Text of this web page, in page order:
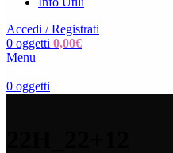
Accedi / Registrati
0 oggetti 0,00€
Menu
0 oggetti